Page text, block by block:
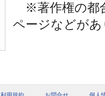
※著作権の都
ページなどが